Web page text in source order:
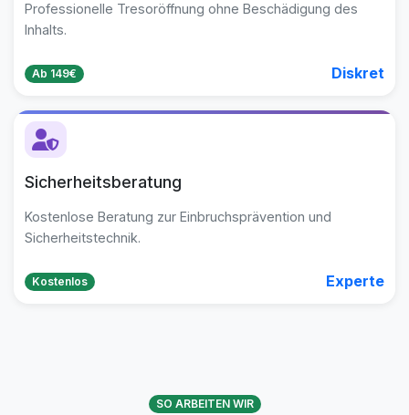
Professionelle Tresoröffnung ohne Beschädigung des
Inhalts.
Ab 149€ Diskret
Sicherheitsberatung
Kostenlose Beratung zur Einbruchsprävention und
Sicherheitstechnik.
Kostenlos Experte
SO ARBEITEN WIR